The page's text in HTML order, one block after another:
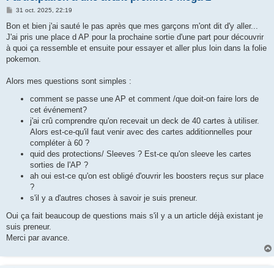
M
s
a
g
e
31 oct. 2025, 22:19
Bon et bien j'ai sauté le pas après que mes garçons m'ont dit d'y aller...
J'ai pris une place d AP pour la prochaine sortie d'une part pour découvrir
à quoi ça ressemble et ensuite pour essayer et aller plus loin dans la folie
pokemon.
Alors mes questions sont simples :
comment se passe une AP et comment /que doit-on faire lors de
cet événement?
j'ai crû comprendre qu'on recevait un deck de 40 cartes à utiliser.
Alors est-ce-qu'il faut venir avec des cartes additionnelles pour
compléter à 60 ?
quid des protections/ Sleeves ? Est-ce qu'on sleeve les cartes
sorties de l'AP ?
ah oui est-ce qu'on est obligé d'ouvrir les boosters reçus sur place
?
s'il y a d'autres choses à savoir je suis preneur.
Oui ça fait beaucoup de questions mais s'il y a un article déjà existant je
suis preneur.
Merci par avance.